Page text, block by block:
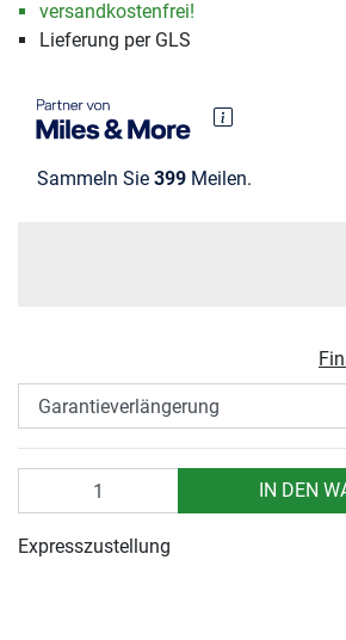
versandkostenfrei!
Lieferung per GLS
Sammeln Sie 399 Meilen.
IN DEN
Expresszustellung